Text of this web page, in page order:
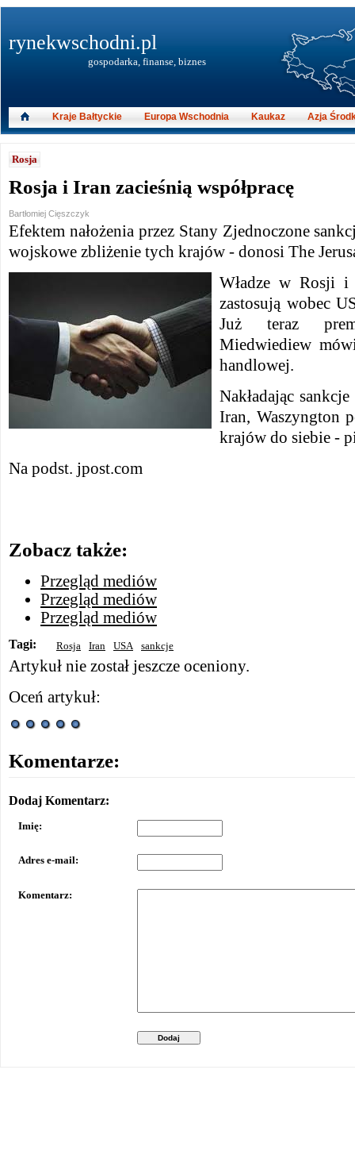
Rosja
Rosja i Iran zacieśnią współpracę
Bartłomiej Cięszczyk
Efektem nałożenia przez Stany Zjednoczone
wojskowe zbliżenie tych krajów - donosi The
Władze w Rosji i
zastosują wobec
Już teraz
Miedwiediew
handlowej.
Nakładając
Iran, Waszyngton
krajów do siebie -
Na podst. jpost.com
Zobacz także:
Przegląd mediów
Przegląd mediów
Przegląd mediów
Tagi: Rosja Iran USA sankcje
Artykuł nie został jeszcze oceniony.
Oceń artykuł:
Komentarze:
Dodaj Komentarz:
Imię:
Adres e-mail:
Komentarz:
Dodaj
rynekwschodni.pl
gospodarka, finanse, biznes
Kraje Bałtyckie Europa Wschodnia Kaukaz Azja